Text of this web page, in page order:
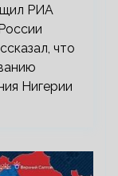
РИА
что
Нигерии